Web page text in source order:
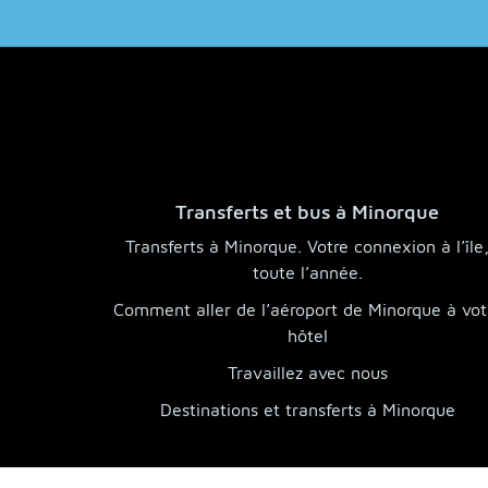
Transferts et bus à Minorque
Transferts à Minorque. Votre connexion à l’île,
toute l’année.
Comment aller de l’aéroport de Minorque à
hôtel
Travaillez avec nous
Destinations et transferts à Minorque